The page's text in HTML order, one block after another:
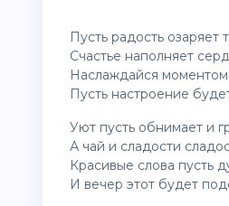
Пусть радость озаряет
Счастье наполняет
Наслаждайся
Пусть настроение
Уют пусть обнимает и
А чай и сладости
Красивые слова пусть
И вечер этот будет